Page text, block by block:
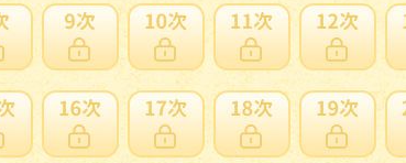
確性，詳細問題說明請使用商品問與答